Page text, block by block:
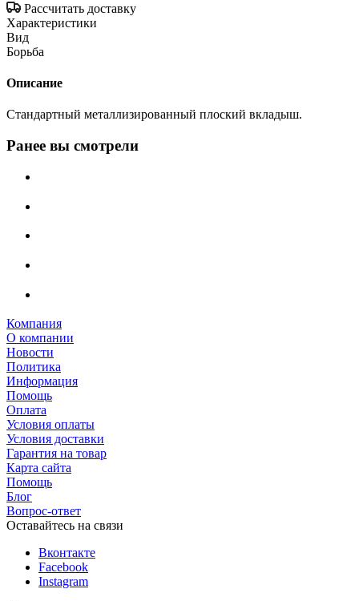
Рассчитать доставку
Характеристики
Вид
Борьба
Описание
Стандартный металлизированный плоский вкладыш.
Ранее вы смотрели
Компания
О компании
Новости
Политика
Информация
Помощь
Оплата
Условия оплаты
Условия доставки
Гарантия на товар
Карта сайта
Помощь
Блог
Вопрос-ответ
Оставайтесь на связи
Вконтакте
Facebook
Instagram